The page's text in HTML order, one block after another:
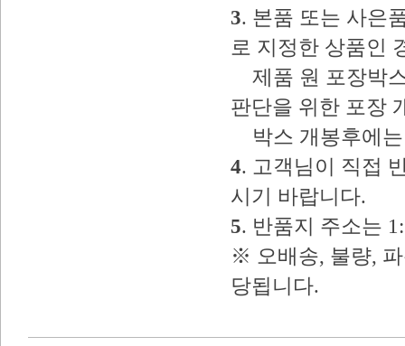
3. 본품 또는 사은
로 지정한 상품인
제품 원 포장박
판단을 위한 포장
박스 개봉후에는
4. 고객님이 직접
시기 바랍니다.
5. 반품지 주소는
※ 오배송, 불량,
당됩니다.